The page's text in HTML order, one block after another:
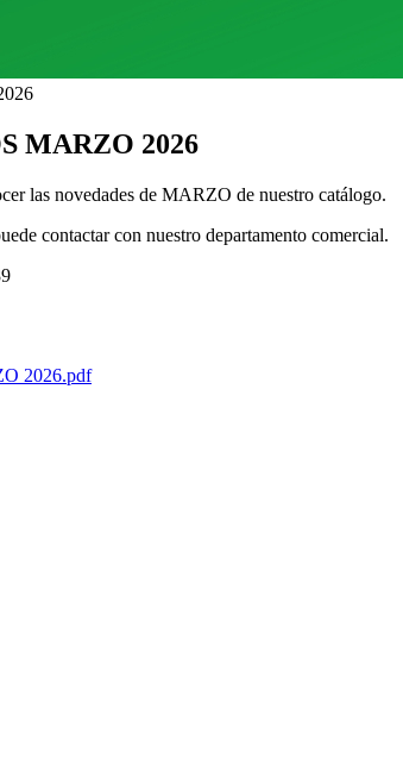
MARZO 2026
las novedades de MARZO de nuestro catálogo.
contactar con nuestro departamento comercial.
2026.pdf